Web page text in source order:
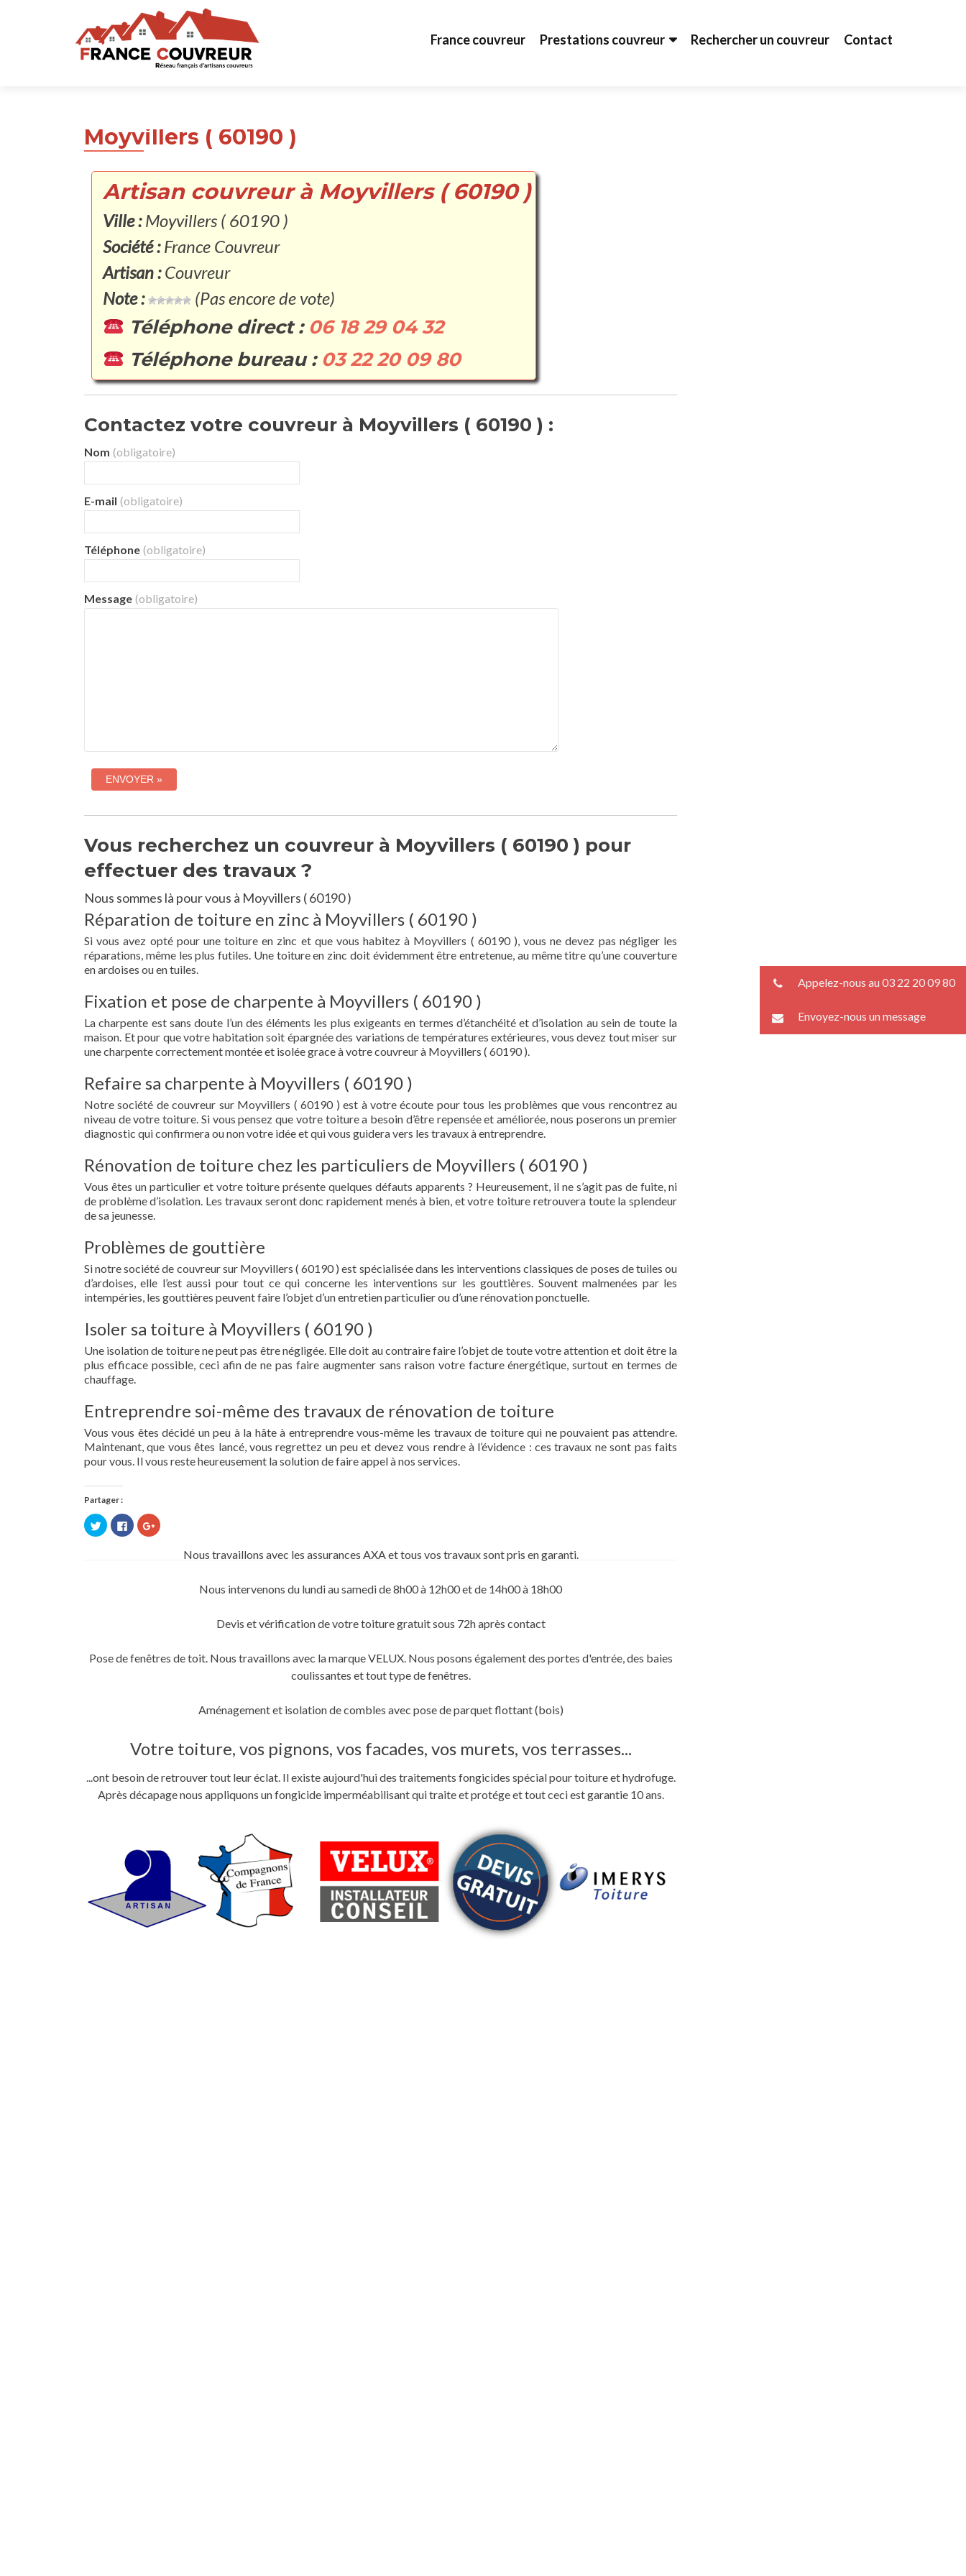
France couvreur Prestations couvreur Rechercher un couvreur Contact
Moyvillers ( 60190 )
Artisan couvreur à Moyvillers ( 60190 )
Ville :Moyvillers ( 60190 )
Société :France Couvreur
Artisan :Couvreur
Note :
(Pas encore de vote)
Téléphone direct : 06 18 29 04 32
Téléphone bureau : 03 22 20 09 80
Contactez votre couvreur à Moyvillers ( 60190 ) :
Nom (obligatoire)
E-mail (obligatoire)
Téléphone (obligatoire)
Message (obligatoire)
Vous recherchez un couvreur à Moyvillers ( 60190 ) pour
effectuer des travaux ?
Nous sommes là pour vous à Moyvillers ( 60190 )
Réparation de toiture en zinc à Moyvillers ( 60190 )
Si vous avez opté pour une toiture en zinc et que vous habitez à Moyvillers ( 60190 ), vous ne devez pas négliger les
réparations, même les plus futiles. Une toiture en zinc doit évidemment être entretenue, au même titre qu’une couverture
en ardoises ou en tuiles.
Fixation et pose de charpente à Moyvillers ( 60190 )
La charpente est sans doute l’un des éléments les plus exigeants en termes d’étanchéité et d’isolation au sein de toute la
maison. Et pour que votre habitation soit épargnée des variations de températures extérieures, vous devez tout miser sur
une charpente correctement montée et isolée grace à votre couvreur à Moyvillers ( 60190 ).
Refaire sa charpente à Moyvillers ( 60190 )
Notre société de couvreur sur Moyvillers ( 60190 ) est à votre écoute pour tous les problèmes que vous rencontrez au
niveau de votre toiture. Si vous pensez que votre toiture a besoin d’être repensée et améliorée, nous poserons un premier
diagnostic qui confirmera ou non votre idée et qui vous guidera vers les travaux à entreprendre.
Rénovation de toiture chez les particuliers de Moyvillers ( 60190 )
Vous êtes un particulier et votre toiture présente quelques défauts apparents ? Heureusement, il ne s’agit pas de fuite, ni
de problème d’isolation. Les travaux seront donc rapidement menés à bien, et votre toiture retrouvera toute la splendeur
de sa jeunesse.
Problèmes de gouttière
Si notre société de couvreur sur Moyvillers ( 60190 ) est spécialisée dans les interventions classiques de poses de tuiles ou
d’ardoises, elle l’est aussi pour tout ce qui concerne les interventions sur les gouttières. Souvent malmenées par les
intempéries, les gouttières peuvent faire l’objet d’un entretien particulier ou d’une rénovation ponctuelle.
Isoler sa toiture à Moyvillers ( 60190 )
Une isolation de toiture ne peut pas être négligée. Elle doit au contraire faire l’objet de toute votre attention et doit être la
plus efficace possible, ceci afin de ne pas faire augmenter sans raison votre facture énergétique, surtout en termes de
chauffage.
Entreprendre soi-même des travaux de rénovation de toiture
Vous vous êtes décidé un peu à la hâte à entreprendre vous-même les travaux de toiture qui ne pouvaient pas attendre.
Maintenant, que vous êtes lancé, vous regrettez un peu et devez vous rendre à l’évidence : ces travaux ne sont pas faits
pour vous. Il vous reste heureusement la solution de faire appel à nos services.
Partager :
Cliquez
pour
partager
Cliquez
pour
partager
Facebook(ouvre
Cliquez
pour
Google+Nous travaillons avec les assurances AXA et tous vos travaux sont pris en garanti.
Nous intervenons du lundi au samedi de 8h00 à 12h00 et de 14h00 à 18h00
Devis et vérification de votre toiture gratuit sous 72h après contact
Pose de fenêtres de toit. Nous travaillons avec la marque VELUX. Nous posons également des portes d'entrée, des baies
coulissantes et tout type de fenêtres.
Aménagement et isolation de combles avec pose de parquet flottant (bois)
Votre toiture, vos pignons, vos facades, vos murets, vos terrasses...
...ont besoin de retrouver tout leur éclat. Il existe aujourd'hui des traitements fongicides spécial pour toiture et hydrofuge.
Après décapage nous appliquons un fongicide imperméabilisant qui traite et protége et tout ceci est garantie 10 ans.
Appelez-nous au 03 22 20 09 80
Envoyez-nous un message